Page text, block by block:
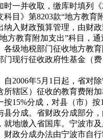
时一并收取，缴库时填列
科目》第8203款“地方教育
纳入财政预算管理，由财
方教育附加支出”科目，
各级地税部门征收地方教
门现行征收政府性基金（
自2006年5月1日起，省对
所辖区）征收的教育费附
按15%分成，对县（市）按
县分成。省财政分成部分，
就地缴入省国库。宁波市及
财政分成办法由宁波市自行